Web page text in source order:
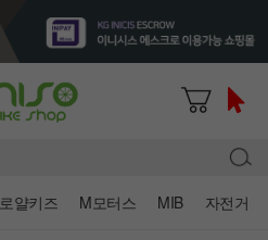
로얄키즈 M모터스 MIB 자전거